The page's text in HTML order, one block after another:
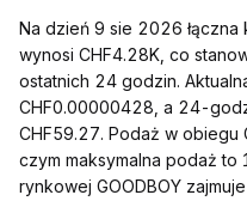
Na dzień 9 sie 2026 łączna
wynosi CHF4.28K, co
ostatnich 24 godzin.
CHF0.00000428, a 24-
CHF59.27. Podaż w obiegu
czym maksymalna podaż to
rynkowej GOODBOY